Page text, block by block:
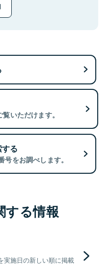
いただけます。
る
をお調べします。
する情報
実施日の新しい順に掲載